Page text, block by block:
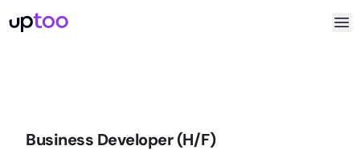
Business Developer (H/F)